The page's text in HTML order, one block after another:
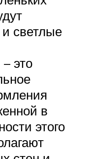
светлые
это
в
этого